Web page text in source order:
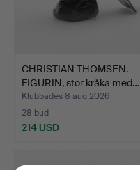
CHRISTIAN THOMSEN.
FIGURIN, stor kråka med…
Klubbades 8 aug 2026
28 bud
214 USD